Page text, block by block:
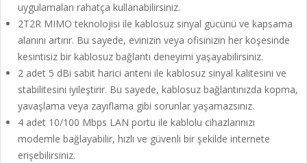
uygulamaları rahatça kullanabilirsiniz.
2T2R MIMO teknolojisi ile kablosuz sinyal gücünü ve kapsama
alanını artırır. Bu sayede, evinizin veya ofisinizin her köşesinde
kesintisiz bir kablosuz bağlantı deneyimi yaşayabilirsiniz.
2 adet 5 dBi sabit harici anteni ile kablosuz sinyal kalitesini ve
stabilitesini iyileştirir. Bu sayede, kablosuz bağlantınızda kopma,
yavaşlama veya zayıflama gibi sorunlar yaşamazsınız.
4 adet 10/100 Mbps LAN portu ile kablolu cihazlarınızı
modemle bağlayabilir, hızlı ve güvenli bir şekilde internete
erişebilirsiniz.